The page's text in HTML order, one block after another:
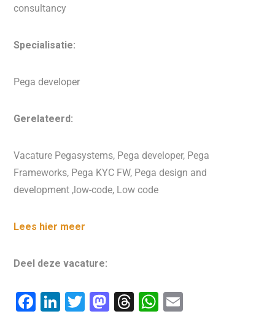
consultancy
Specialisatie:
Pega developer
Gerelateerd:
Vacature Pegasystems, Pega developer, Pega
Frameworks, Pega KYC FW, Pega design and
development ,low-code, Low code
Lees hier meer
Deel deze vacature:
F
Li T
M T
W